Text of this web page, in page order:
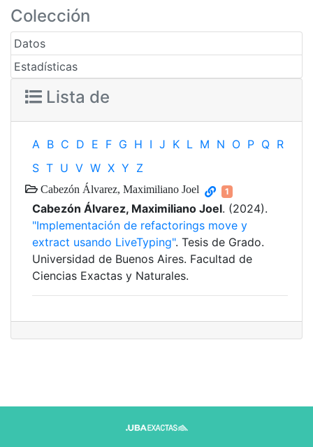
Colección
Datos
Estadísticas
Lista de
A B C D E F G H I J K L M N O P Q R
S T U V W X Y Z
Cabezón Álvarez, Maximiliano Joel 1
Cabezón Álvarez, Maximiliano Joel. (2024).
"Implementación de refactorings move y
extract usando LiveTyping". Tesis de Grado.
Universidad de Buenos Aires. Facultad de
Ciencias Exactas y Naturales.